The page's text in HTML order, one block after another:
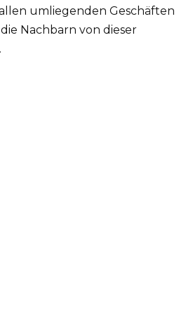
umliegenden Geschäften
Nachbarn von dieser